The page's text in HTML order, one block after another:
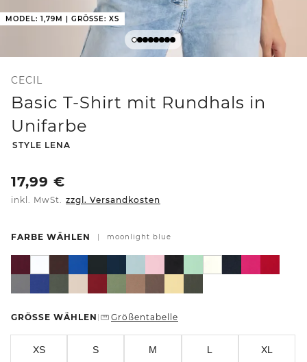
MODEL: 1,79M | GRÖSSE: XS
CECIL
Basic T-Shirt mit Rundhals in
Unifarbe
-
STYLE LENA
17,99 €
inkl. MwSt. zzgl. Versandkosten
FARBE WÄHLEN moonlight blue
GRÖSSE WÄHLEN Größentabelle
XS S M L XL